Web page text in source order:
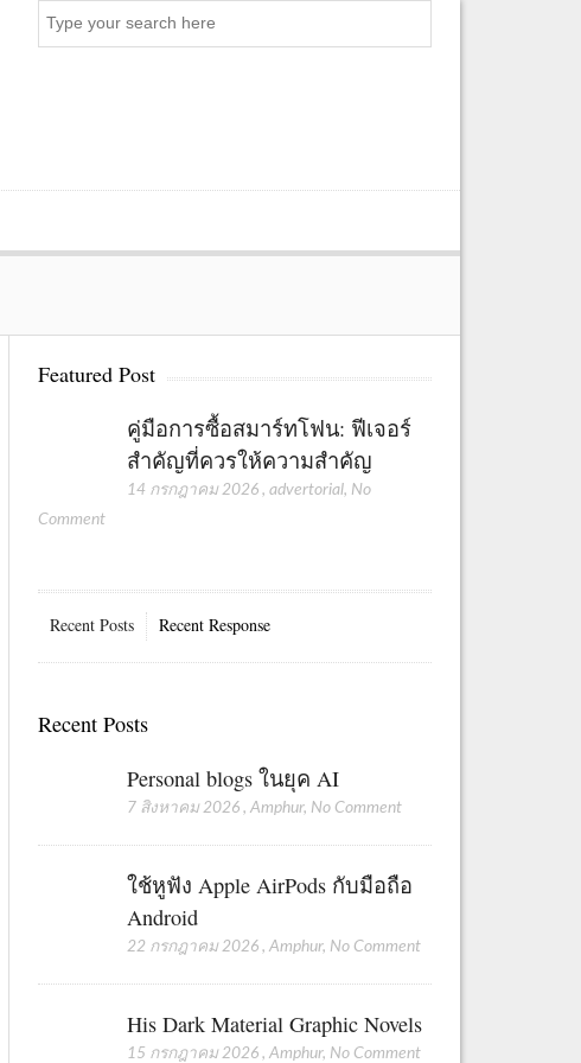
e
Featured Post
คู่มือการซื้อสมาร์ทโฟน: ฟีเจอร์
สำคัญที่ควรให้ความสำคัญ
14 กรกฎาคม 2026 ,advertorial, No
Comment
Recent Posts Recent Response
Recent Posts
Personal blogs ในยุค AI
7 สิงหาคม 2026 ,Amphur, No Comment
ใช้หูฟัง Apple AirPods กับมือถือ
Android
22 กรกฎาคม 2026 ,Amphur, No Comment
His Dark Material Graphic Novels
15 กรกฎาคม 2026 ,Amphur, No Comment